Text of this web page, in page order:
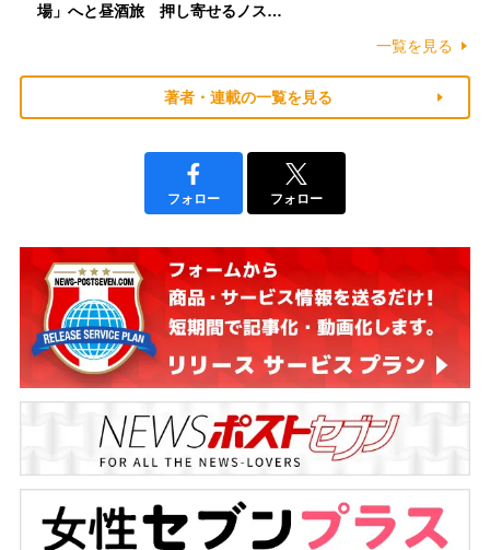
場」へと昼酒旅 押し寄せるノス…
一覧を見る
著者・連載の一覧を見る
フォロー フォロー